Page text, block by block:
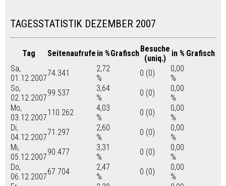
TAGESSTATISTIK DEZEMBER 2007
Tag Seitenaufrufe in %GrafischBesuche
(uniq.)
in % Grafisch
Sa,
01.12.2007
74.341
2,72
%
0 (0)
0,00
%
So,
02.12.2007
99.537
3,64
%
0 (0)
0,00
%
Mo,
03.12.2007
110.262
4,03
%
0 (0)
0,00
%
Di,
04.12.2007
71.297
2,60
%
0 (0)
0,00
%
Mi,
05.12.2007
90.477
3,31
%
0 (0)
0,00
%
Do,
06.12.2007
67.704
2,47
%
0 (0)
0,00
%